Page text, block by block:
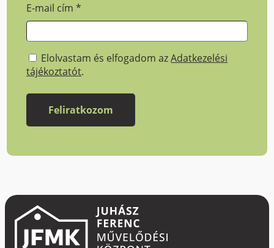
E-mail cím*
Elolvastam és elfogadom azAdatkezelési
tájékoztatót.